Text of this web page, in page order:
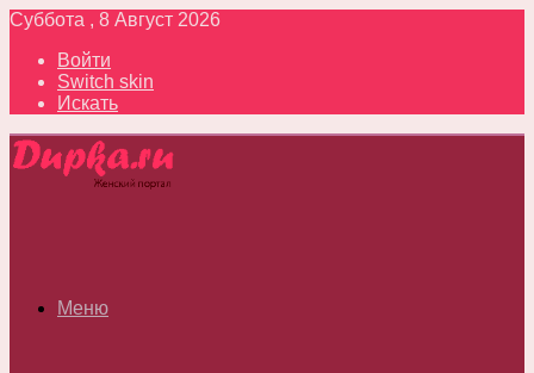
Суббота , 8 Август 2026
Войти
Switch skin
Искать
Меню